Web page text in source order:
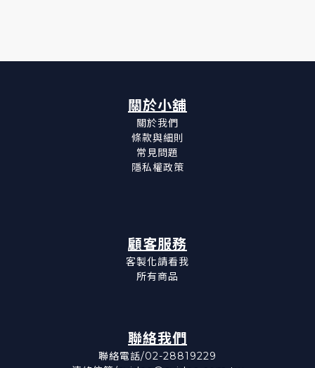
關於小舖
關於我們
條款與細則
常見問題
隱私權政策
顧客服務
客製化請看我
所有商品
聯絡我們
聯絡電話/02-28819229